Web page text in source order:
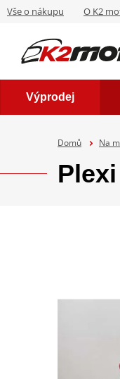
Vše o nákupu O K2
Výprodej
Domů Na